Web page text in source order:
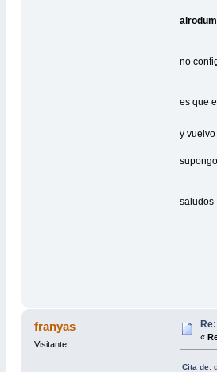
no
es que
y
saludos
franyas
Visitante
«
Cita de: